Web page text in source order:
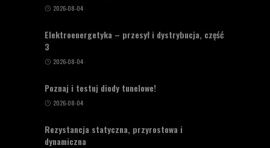
2026-08-04
Elektroenergetyka – przesył i dystrybucja, część
3
2026-08-04
Poznaj i testuj diody tunelowe!
2026-08-04
Rezystancja statyczna, przyrostowa i
dynamiczna